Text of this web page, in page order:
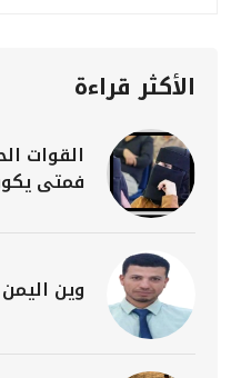
الأكثر قراءة
القوات
فمتى
وين